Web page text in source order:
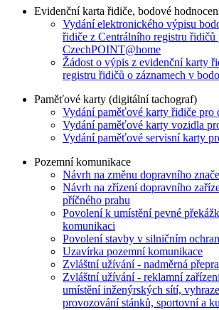
Evidenční karta řidiče, bodové
Vydání elektronického výpisu
řidiče z Centrálního registru řidičů
CzechPOINT@home
Žádost o výpis z evidenční karty
registru řidičů o záznamech v
Paměťové karty (digitální tachograf)
Vydání paměťové karty řidiče pro
Vydání paměťové karty vozidla
Vydání paměťové servisní karty
Pozemní komunikace
Návrh na změnu dopravního
Návrh na zřízení dopravního
příčného prahu
Povolení k umístění pevné
komunikaci
Povolení stavby v silničním
Uzavírka pozemní komunikace
Zvláštní užívání - nadměrná
Zvláštní užívání - reklamní
umístění inženýrských sítí,
provozování stánků, sportovní a